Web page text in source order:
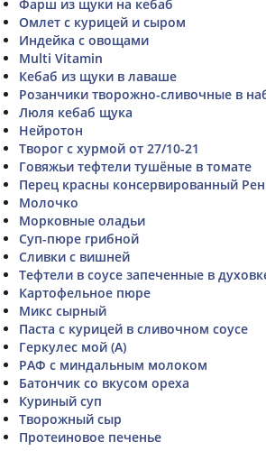
Фарш из щуки на кебаб
Омлет с курицей и сыром
Индейка с овощами
Multi Vitamin
Кебаб из щуки в лаваше
Розанчики творожно-сливочные в
Люля кебаб щука
Нейротон
Творог с хурмой от 27/10-21
Говяжьи тефтели тушёные в томате
Перец красны консервированный
Молочко
Морковные оладьи
Суп-пюре грибной
Сливки с вишней
Тефтели в соусе запеченные в
Картофельное пюре
Микс сырный
Паста с курицей в сливочном соусе
Геркулес мой (А)
РАФ с миндальным молоком
Батончик со вкусом ореха
Куриный суп
Творожный сыр
Протеиновое печенье